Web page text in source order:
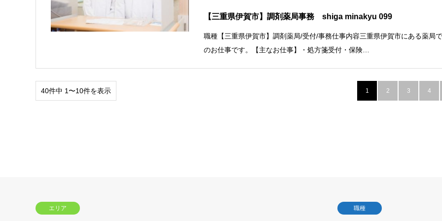
【三重県伊賀市】調剤薬局事務 shiga minakyu 099
職種【三重県伊賀市】調剤薬局/受付/事務仕事内容三重県伊賀市にある薬局
のお仕事です。【主なお仕事】・処方箋受付・保険…
40件中 1〜10件を表示 1 2 3 4
エリア 職種